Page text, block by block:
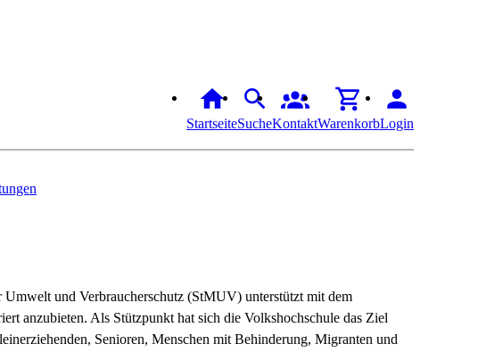
StartseiteSucheKontaktWarenkorbLogin
und Verbraucherschutz (StMUV) unterstützt mit dem
anzubieten. Als Stützpunkt hat sich die Volkshochschule das Ziel
Senioren, Menschen mit Behinderung, Migranten und